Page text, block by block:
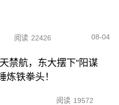
阅读 22426 08-04
禁航，东大摆下“阳谋
炼铁拳头！
阅读 19572